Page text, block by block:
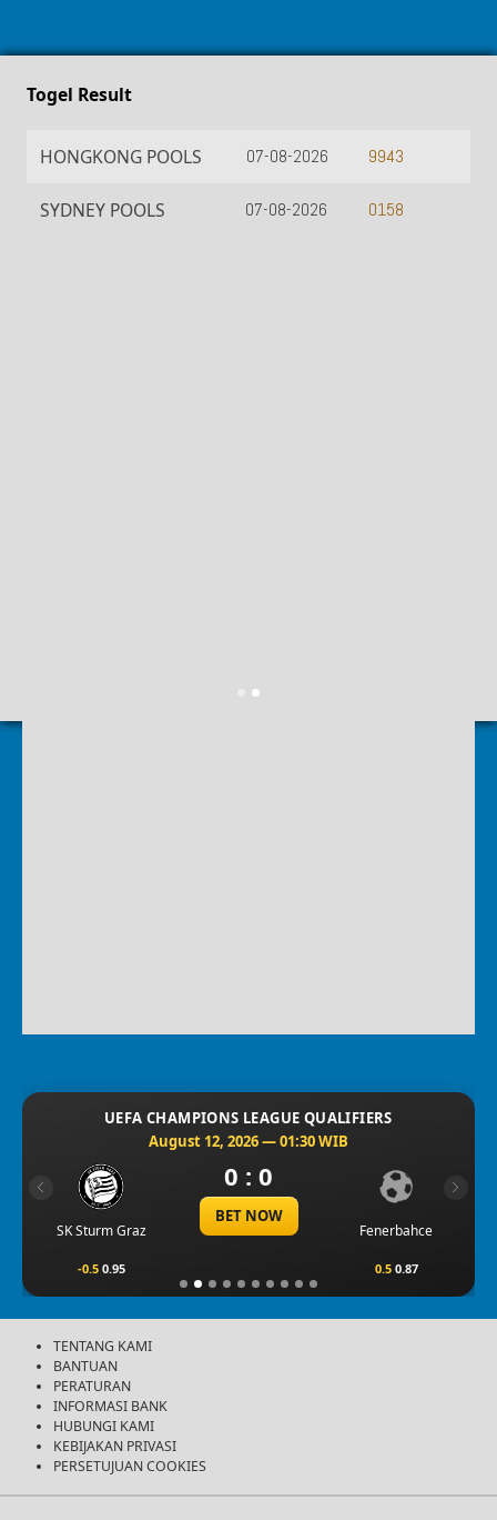
UEFA CHAMPIONS LEAGUE QUALIFIERS
August 12, 2026 — 01:30 WIB
SK Sturm Graz
0 : 0
BET NOW
Fenerbahce
-0.5 0.95 0.5 0.87
Previous Next
Togel Result
HONGKONG POOLS 9943
07-08-2026
SYDNEY POOLS 0158
07-08-2026
TENTANG KAMI
BANTUAN
PERATURAN
INFORMASI BANK
HUBUNGI KAMI
KEBIJAKAN PRIVASI
PERSETUJUAN COOKIES